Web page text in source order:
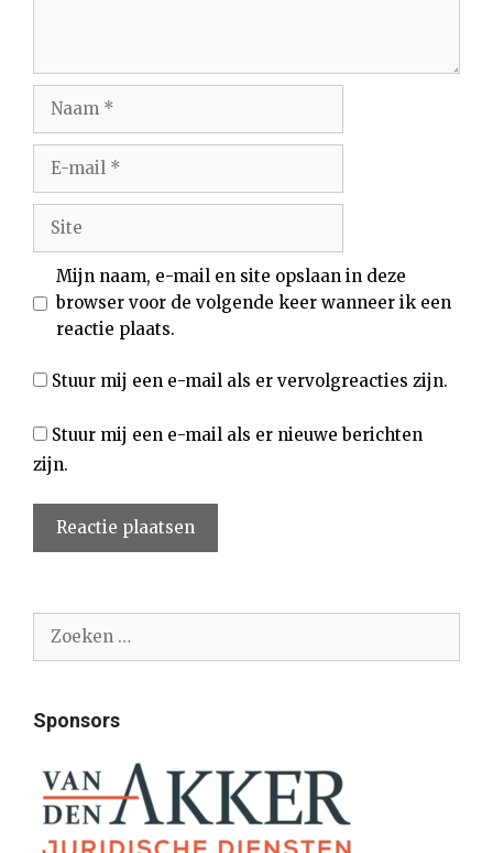
Naam
Site
Mijn naam, e-mail en site opslaan in deze
browser voor de volgende keer wanneer ik een
reactie plaats.
Stuur mij een e-mail als er vervolgreacties zijn.
Stuur mij een e-mail als er nieuwe berichten
zijn.
naar:
Sponsors